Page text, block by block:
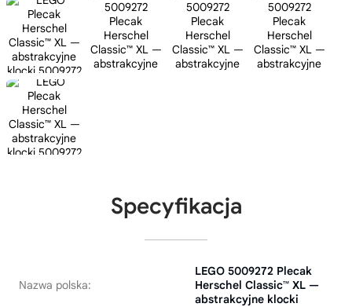
Specyfikacja
Nazwa polska:
LEGO 5009272 Plecak
Herschel Classic™ XL —
abstrakcyjne klocki